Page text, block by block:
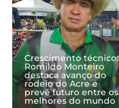
Crescimento técnico:
Romildo Monteiro
destaca avanço do
rodeio do Acre e
prevê futuro entre os
melhores do mundo